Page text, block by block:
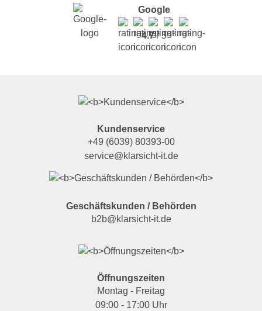
Google
4.7/ 5
Kundenservice
+49 (6039) 80393-00
service@klarsicht-it.de
Geschäftskunden / Behörden
b2b@klarsicht-it.de
Öffnungszeiten
Montag - Freitag
09:00 - 17:00 Uhr